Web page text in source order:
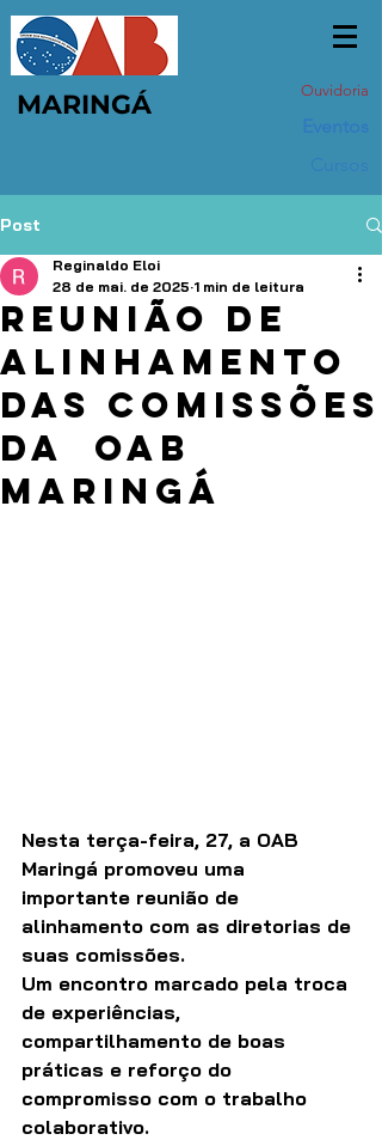
MARINGÁ Ouvidoria
Post
Reunião de
Alinhamento
das Comissões
da OAB
Maringá
Reginaldo Eloi
28 de mai. de 2025 1 min de leitura
Nesta terça-feira, 27, a OAB
Maringá promoveu uma
importante reunião de
alinhamento com as diretorias de
suas comissões.
Um encontro marcado pela troca
de experiências,
compartilhamento de boas
práticas e reforço do
compromisso com o trabalho
colaborativo.